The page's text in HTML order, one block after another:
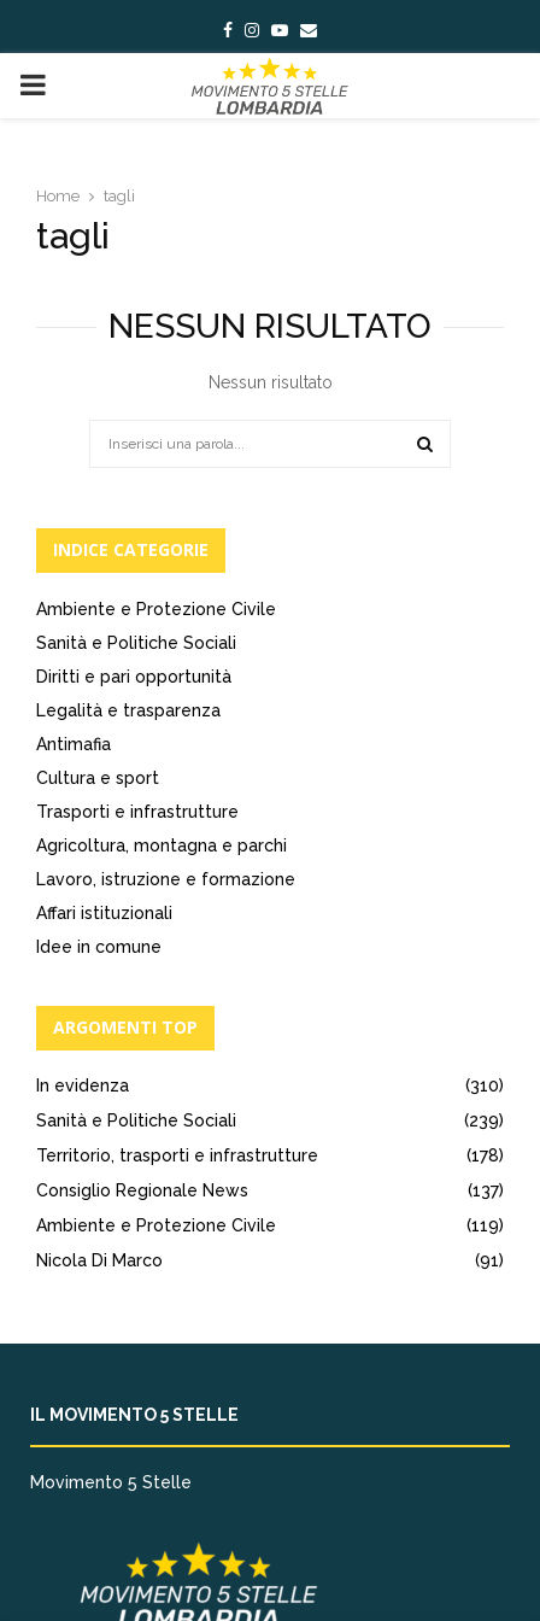
Facebook
Instagram
Youtube
Email
PRIMARY
Home tagli
tagli
NESSUN RISULTATO
Nessun risultato
INDICE CATEGORIE
Ambiente e Protezione Civile
Sanità e Politiche Sociali
Diritti e pari opportunità
Legalità e trasparenza
Antimafia
Cultura e sport
Trasporti e infrastrutture
Agricoltura, montagna e parchi
Lavoro, istruzione e formazione
Affari istituzionali
Idee in comune
ARGOMENTI TOP
In evidenza
(310)
Sanità e Politiche Sociali
(239)
Territorio, trasporti e infrastrutture
(178)
Consiglio Regionale News
(137)
Ambiente e Protezione Civile
(119)
Nicola Di Marco
(91)
IL MOVIMENTO 5 STELLE
Movimento 5 Stelle